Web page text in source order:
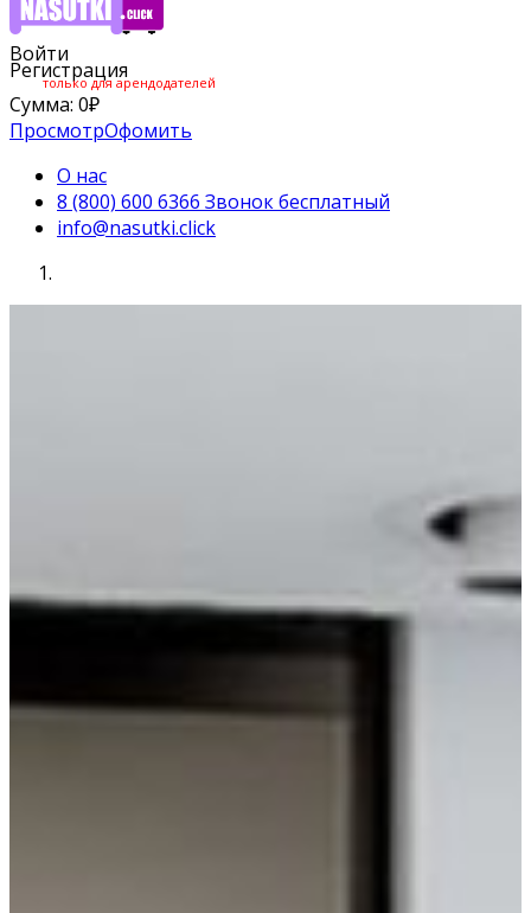
Войти
Регистрация
только для арендодателей
Сумма: 0₽
ПросмотрОфомить
О нас
8 (800) 600 6366 Звонок бесплатный
info@nasutki.click